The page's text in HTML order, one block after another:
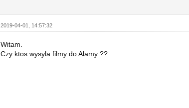
2019-04-01, 14:57:32
Witam.
Czy ktos wysyla filmy do Alamy ??